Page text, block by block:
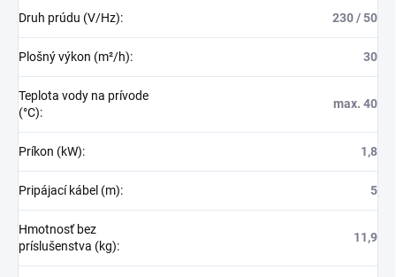
Druh prúdu (V/Hz): 230 / 50
Plošný výkon (m²/h): 30
Teplota vody na prívode
(°C):
max. 40
Príkon (kW): 1,8
Pripájací kábel (m): 5
Hmotnosť bez
príslušenstva (kg):
11,9